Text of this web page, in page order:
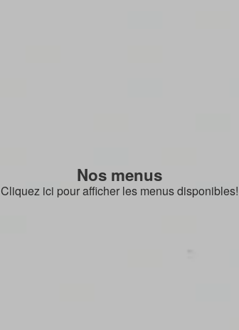
Nos menus
Cliquez ici pour afficher les menus disponibles!